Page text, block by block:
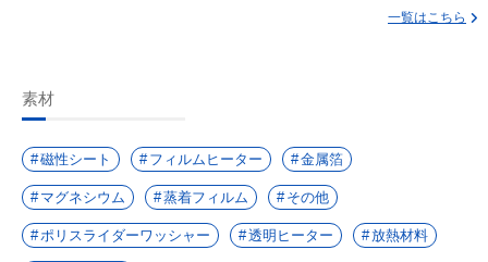
一覧はこちら
素材
磁性シート フィルムヒーター 金属箔
マグネシウム 蒸着フィルム その他
ポリスライダーワッシャー 透明ヒーター 放熱材料